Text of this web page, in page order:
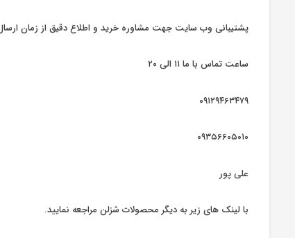
پشتیبانی وب سایت جهت مشاوره خرید و اطلاع دقیق از زمان ارسال
ساعت تماس با ما ۱۱ الی ۲۰
۰۹۱۲۹۴۶۳۴۷۹
۰۹۳۵۶۶۰۵۰۱۰
علی پور
با لینک های زیر به دیگر محصولات شزلن مراجعه نمایید.